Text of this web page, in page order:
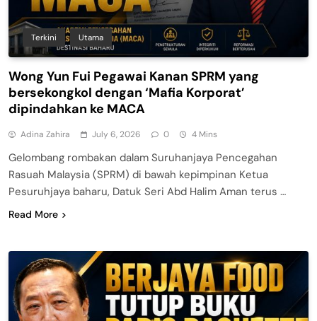
Terkini Utama
Wong Yun Fui Pegawai Kanan SPRM yang
bersekongkol dengan ‘Mafia Korporat’
dipindahkan ke MACA
Adina Zahira July 6, 2026 0 4 Mins
Gelombang rombakan dalam Suruhanjaya Pencegahan
Rasuah Malaysia (SPRM) di bawah kepimpinan Ketua
Pesuruhjaya baharu, Datuk Seri Abd Halim Aman terus …
Read More